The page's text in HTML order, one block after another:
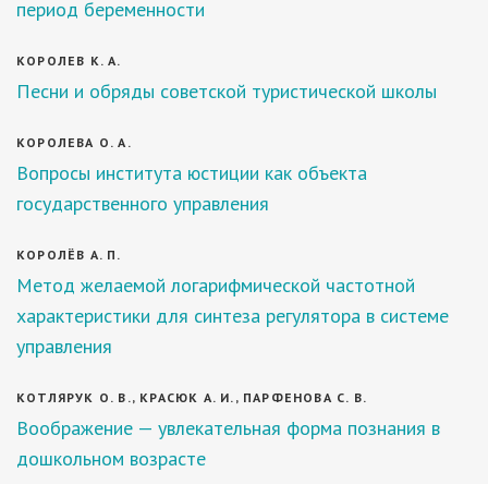
период беременности
КОРОЛЕВ К. А.
Песни и обряды советской туристической школы
КОРОЛЕВА О. А.
Вопросы института юстиции как объекта
государственного управления
КОРОЛЁВ А. П.
Метод желаемой логарифмической частотной
характеристики для синтеза регулятора в системе
управления
КОТЛЯРУК О. В., КРАСЮК А. И., ПАРФЕНОВА С. В.
Воображение — увлекательная форма познания в
дошкольном возрасте